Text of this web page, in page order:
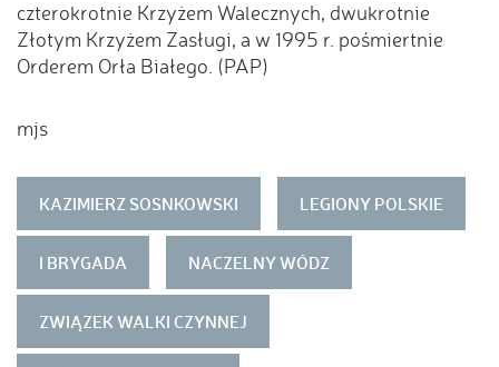
czterokrotnie Krzyżem Walecznych, dwukrotnie
Złotym Krzyżem Zasługi, a w 1995 r. pośmiertnie
Orderem Orła Białego. (PAP)
mjs
KAZIMIERZ SOSNKOWSKI LEGIONY POLSKIE
I BRYGADA NACZELNY WÓDZ
ZWIĄZEK WALKI CZYNNEJ